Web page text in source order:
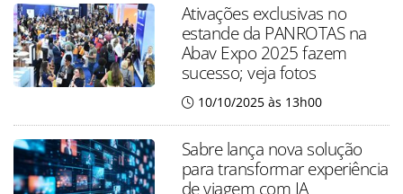
Ativações exclusivas no
estande da PANROTAS na
Abav Expo 2025 fazem
sucesso; veja fotos
10/10/2025 às 13h00
Sabre lança nova solução
para transformar experiência
de viagem com IA